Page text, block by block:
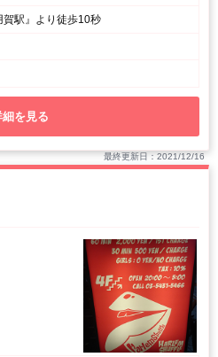
駅』より徒歩10秒
細を見る
最終更新日：2021/12/16